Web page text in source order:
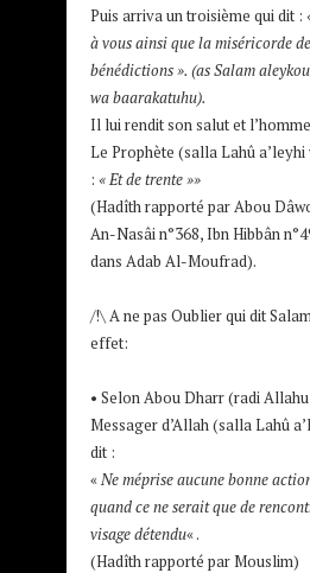
Puis arriva un troisième qui dit :
à vous ainsi que la miséricorde
bénédictions ». (as Salam
wa baarakatuhu).
Il lui rendit son salut et l’homme
Le Prophète (salla Lahû
: « Et de trente »»
(Hadîth rapporté par Abou
An-Nasâi n°368, Ibn Hibbân
dans Adab Al-Moufrad).
/!\ A ne pas Oublier qui dit
effet:
• Selon Abou Dharr (radi Allahu
Messager d’Allah (salla Lahû
dit :
«Ne méprise aucune bonne
quand ce ne serait que de
visage détendu« .
(Hadîth rapporté par Mouslim)